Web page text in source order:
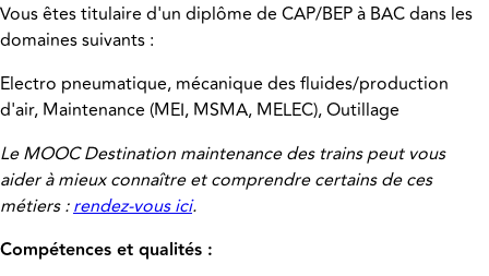
Vous êtes titulaire d'un diplôme de CAP/BEP à BAC dans les
domaines suivants :
Electro pneumatique, mécanique des fluides/production
d'air, Maintenance (MEI, MSMA, MELEC), Outillage
Le MOOC Destination maintenance des trains peut vous
aider à mieux connaître et comprendre certains de ces
métiers :rendez-vous ici.
Compétences et qualités :